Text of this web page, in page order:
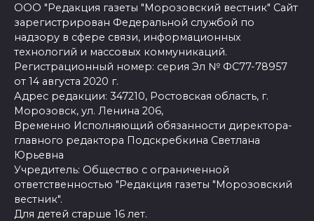
ООО "Редакция газеты "Морозовский вестник" Сайт
зарегистрирован Федеральной службой по
надзору в сфере связи, информационных
технологий и массовых коммуникаций.
Регистрационный номер: серия Эл № ФС77-78957
от 14 августа 2020 г.
Адрес редакции: 347210, Ростовская область, г.
Морозовск, ул. Ленина 206,
Временно Исполняющий обязанности директора-
главного редактора Подскребкина Светлана
Юрьевна
Учредитель: Общество с ограниченной
ответственностью "Редакция газеты "Морозовский
вестник".
Для детей старше 16 лет.